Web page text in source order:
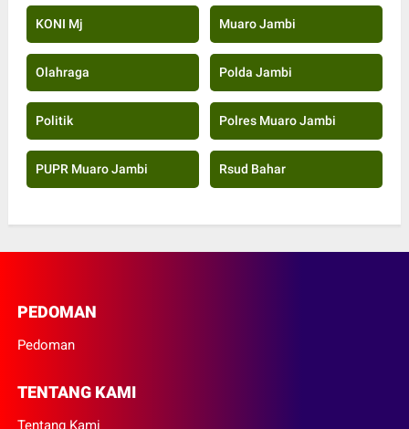
KONI Mj Muaro Jambi
Olahraga Polda Jambi
Politik Polres Muaro Jambi
PUPR Muaro Jambi Rsud Bahar
PEDOMAN
Pedoman
TENTANG KAMI
Tentang Kami